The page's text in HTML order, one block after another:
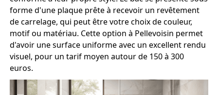
forme d'une plaque prête à recevoir un revêtement
de carrelage, qui peut être votre choix de couleur,
motif ou matériau. Cette option à Pellevoisin permet
d'avoir une surface uniforme avec un excellent rendu
visuel, pour un tarif moyen autour de 150 à 300
euros.